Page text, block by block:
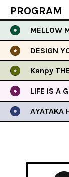
PROGRAM
MELLOW
DESIGN
Kanpy
LIFE IS A
AYATAKA